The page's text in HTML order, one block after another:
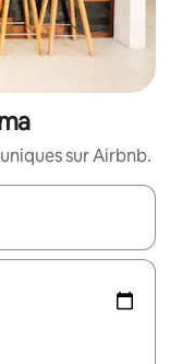
sur Airbnb.
les en utilisant